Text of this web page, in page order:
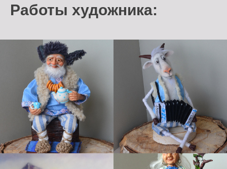
Работы художника: